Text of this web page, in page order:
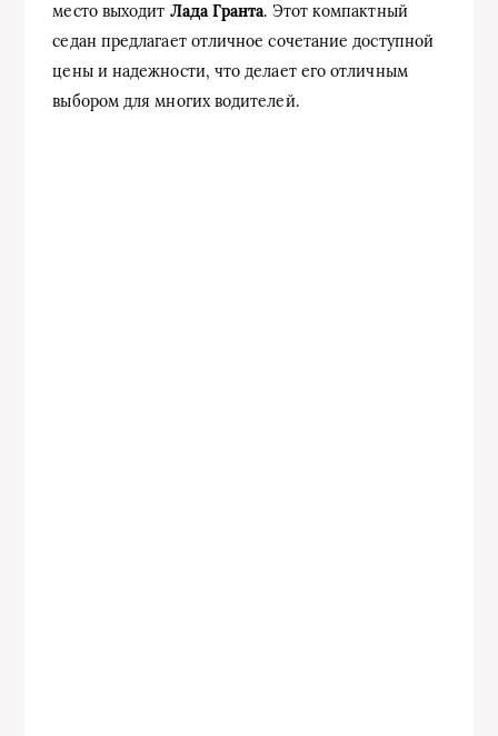
место выходит Лада Гранта. Этот компактный
седан предлагает отличное сочетание доступной
цены и надежности, что делает его отличным
выбором для многих водителей.